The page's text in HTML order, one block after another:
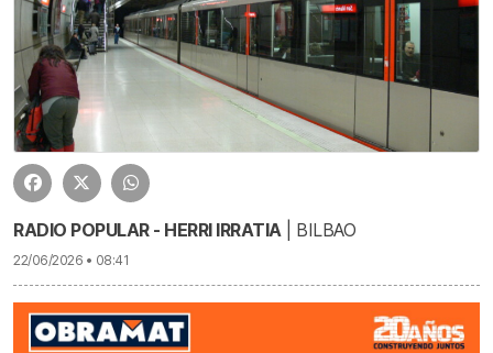
RADIO POPULAR - HERRI IRRATIA| BILBAO
22/06/2026 • 08:41